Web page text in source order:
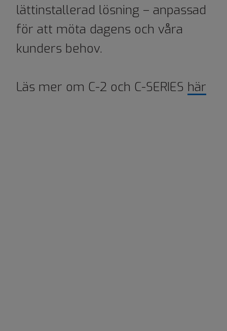
lättinstallerad lösning – anpassad
för att möta dagens och våra
kunders behov.
Läs mer om C-2 och C-SERIES här